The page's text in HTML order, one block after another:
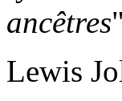
ancêtres
Lewis